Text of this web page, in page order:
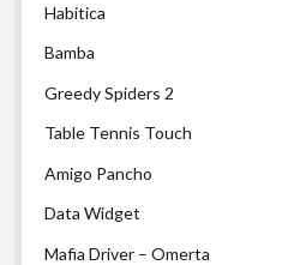
Habitica
Bamba
Greedy Spiders 2
Table Tennis Touch
Amigo Pancho
Data Widget
Mafia Driver – Omerta